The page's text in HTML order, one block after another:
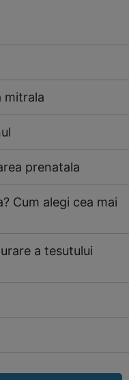
mitrala
prenatala
Cum alegi cea mai
a tesutului